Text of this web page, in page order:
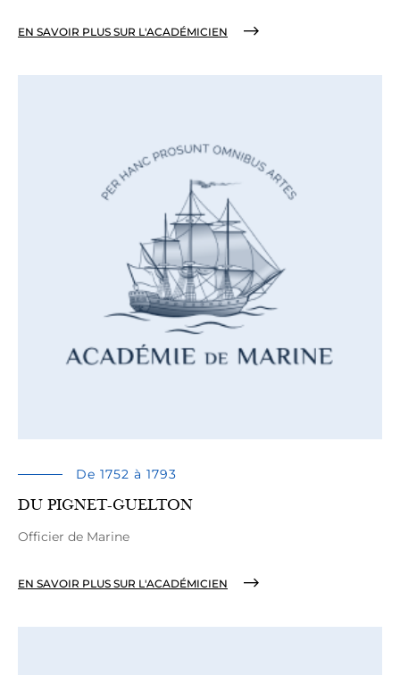
EN SAVOIR PLUS SUR L'ACADÉMICIEN
De 1752 à 1793
DU PIGNET-GUELTON
Officier de Marine
EN SAVOIR PLUS SUR L'ACADÉMICIEN